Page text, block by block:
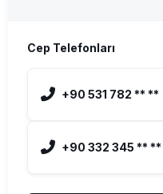
Cep Telefonları
+90 531 782 ** **
+90 332 345 ** **